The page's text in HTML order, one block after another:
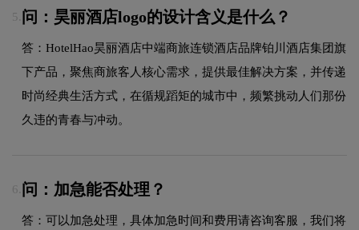
5. 问：昊丽酒店logo的设计含义是什么？
答：HotelHao昊丽酒店中端商旅连锁酒店品牌铂川酒店集团旗
下产品，聚焦商旅客人核心需求，提供最佳解决方案，并传递
时尚经典生活方式，在循规蹈矩的城市中，频繁挑动人们那份
久违的青春与冲动。
6. 问：加急能否处理？
答：可以加急处理，具体加急时间和费用请咨询客服，我们将